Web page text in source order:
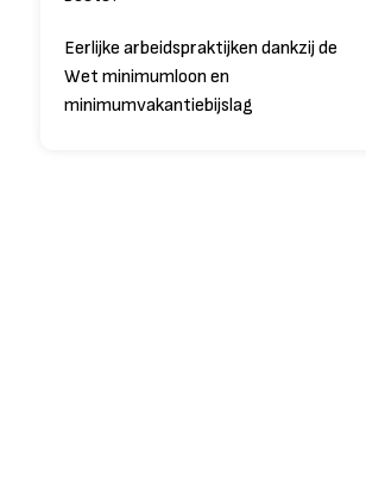
Eerlijke arbeidspraktijken dankzij de
Wet minimumloon en
minimumvakantiebijslag